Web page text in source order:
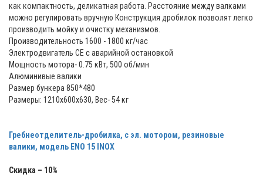
как компактность, деликатная работа. Расстояние между валками
можно регулировать вручную Конструкция дробилок позволят легко
производить мойку и очистку механизмов.
Производительность 1600 - 1800 кг/час
Электродвигатель СЕ с аварийной остановкой
Мощность мотора- 0.75 кВт, 500 об/мин
Алюминивые валики
Размер бункера 850*480
Размеры: 1210x600x630, Вес- 54 кг
Гребнеотделитель-дробилка, с эл. мотором, резиновые
валики, модель ENO 15 INOX
Скидка – 10%